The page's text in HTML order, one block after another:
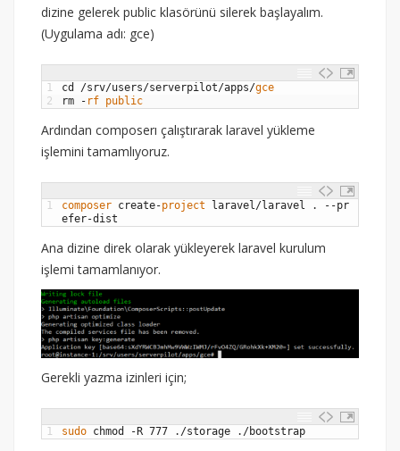
dizine gelerek public klasörünü silerek başlayalım.
(Uygulama adı: gce)
1
2
cd /srv/users/serverpilot/apps/gce
rm
- rf public
Ardından composerı çalıştırarak laravel yükleme
işlemini tamamlıyoruz.
1 composer create-project laravel/laravel . --pr
efer-dist
Ana dizine direk olarak yükleyerek laravel kurulum
işlemi tamamlanıyor.
Gerekli yazma izinleri için;
1 sudo chmod - R 777 . /storage . /bootstrap